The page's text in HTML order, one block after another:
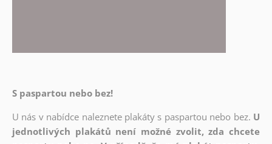
S paspartou nebo bez!
U nás v nabídce naleznete plakáty s paspartou nebo bez. U
jednotlivých plakátů není možné zvolit, zda chcete